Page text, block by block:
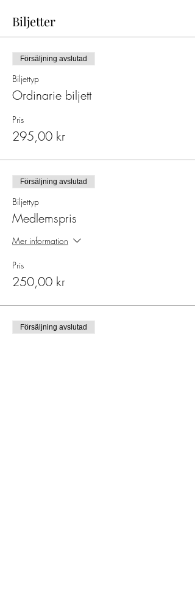
Biljetter
Försäljning avslutad
Biljettyp
Ordinarie biljett
Pris
295,00 kr
Försäljning avslutad
Biljettyp
Medlemspris
Mer information
Pris
250,00 kr
Försäljning avslutad